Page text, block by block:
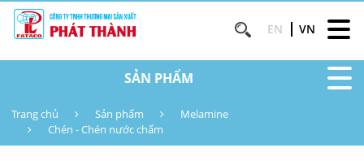
EN VN
SẢN PHẨM
Trang chủ Sản phẩm
Melamine
Chén - Chén nước chấm